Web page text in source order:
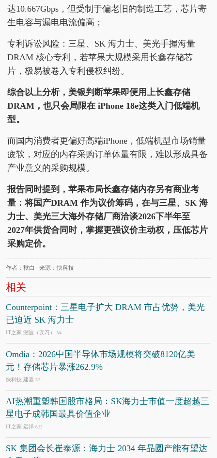
达10.667Gbps，但受制于偏老旧的制造工艺，芯片寄
生电容与漏电电流偏高；
专利诉讼风险：三星、SK 海力士、美光手握海量
DRAM 核心专利，若苹果大规模采用长鑫存储芯
片，极易被卷入专利侵权纠纷。
综合以上分析，美银判断苹果即便用上长鑫存储
DRAM，也只会局限在 iPhone 18e这类入门低端机
型。
而国内消费者更偏好高端iPhone，低端机型市场销量
疲软，对应的内存采购订单体量有限，难以形成具备
产业意义的采购规模。
报告同时提到，苹果布局长鑫存储内存另有商业考
量：将国产DRAM 作为议价筹码，在与三星、SK 海
力士、美光三大海外存储厂商洽谈2026下半年至
2027年供货合同时，掌握更强议价主动权，压低芯片
采购定价。
作者：秋白 来源：快科技
相关
Counterpoint：三星电子扩大 DRAM 市占优势，美光
已迫近 SK 海力士
IT之家 溯波（实习） 8/4
Omdia：2026中国半导体市场规模将突破8120亿美
元！存储芯片暴涨262.9%
快科技 建嘉 7/7
AI热潮重塑韩国股市格局：SK海力士市值一度超越三
星电子成韩国最具价值企业
IT之家 远洋 6/22
SK 集团会长崔泰源：海力士 2034 年晶圆产能有望达